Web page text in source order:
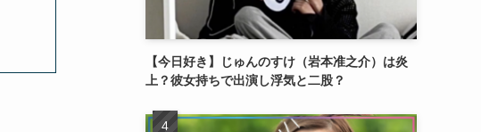
【今日好き】じゅんのすけ（岩本准之介）は炎
上？彼女持ちで出演し浮気と二股？